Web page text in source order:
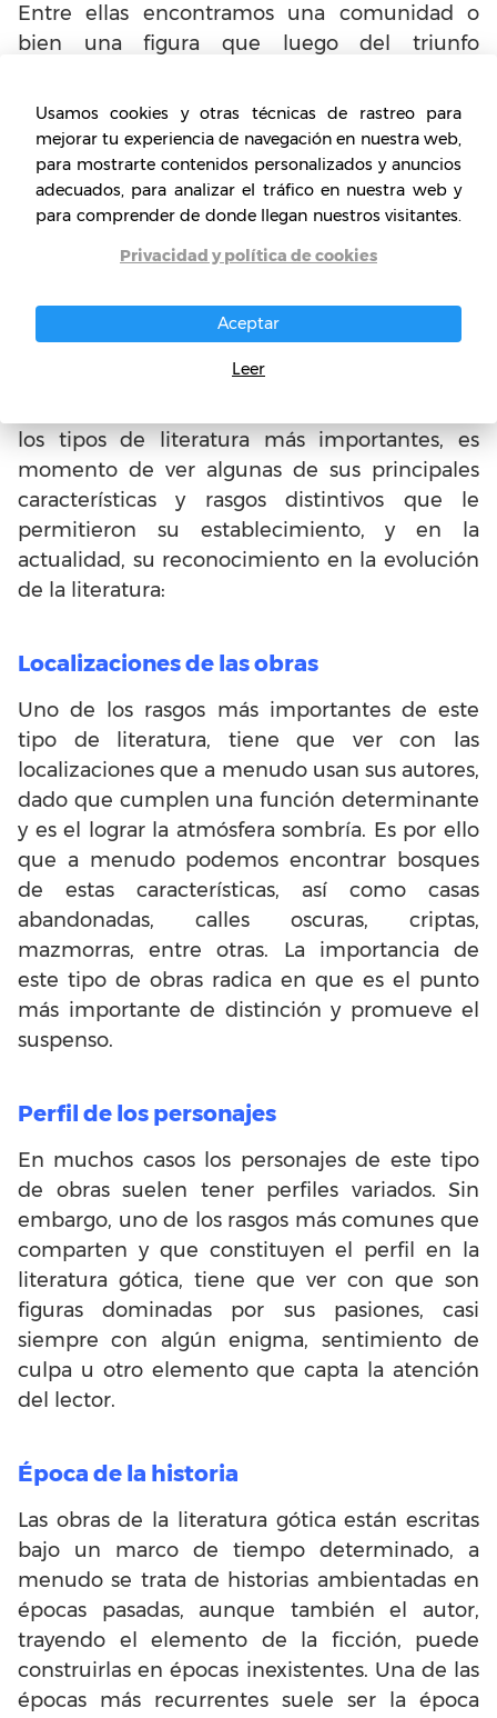
Entre ellas encontramos una comunidad o
bien una figura que luego del triunfo
el paso de una familia de clase alta a clase
baja, presencia de manifestaciones y
elementos inexplicables, personas que tras el
temor tienden a experimentar la aparición de
padecimientos físicos o mentales, maldiciones,
asesinatos, locura o muerte, entre otros.
Características principales de
la literatura gótica
los tipos de literatura más importantes, es
momento de ver algunas de sus principales
características y rasgos distintivos que le
permitieron su establecimiento, y en la
actualidad, su reconocimiento en la evolución
de la literatura:
Localizaciones de las obras
Uno de los rasgos más importantes de este
tipo de literatura, tiene que ver con las
localizaciones que a menudo usan sus autores,
dado que cumplen una función determinante
y es el lograr la atmósfera sombría. Es por ello
que a menudo podemos encontrar bosques
de estas características, así como casas
abandonadas, calles oscuras, criptas,
mazmorras, entre otras. La importancia de
este tipo de obras radica en que es el punto
más importante de distinción y promueve el
suspenso.
Perfil de los personajes
En muchos casos los personajes de este tipo
de obras suelen tener perfiles variados. Sin
embargo, uno de los rasgos más comunes que
comparten y que constituyen el perfil en la
literatura gótica, tiene que ver con que son
figuras dominadas por sus pasiones, casi
siempre con algún enigma, sentimiento de
culpa u otro elemento que capta la atención
del lector.
Época de la historia
Las obras de la literatura gótica están escritas
bajo un marco de tiempo determinado, a
menudo se trata de historias ambientadas en
épocas pasadas, aunque también el autor,
trayendo el elemento de la ficción, puede
construirlas en épocas inexistentes. Una de las
épocas más recurrentes suele ser la época
Usamos cookies y otras técnicas de rastreo para
mejorar tu experiencia de navegación en nuestra web,
para mostrarte contenidos personalizados y anuncios
adecuados, para analizar el tráfico en nuestra web y
para comprender de donde llegan nuestros visitantes.
Privacidad y política de cookies
Aceptar
Leer